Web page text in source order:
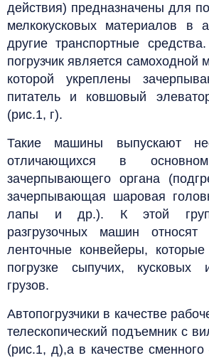
действия) предназначены для
мелкокусковых материалов в
другие транспортные
погрузчик является
которой укреплены
питатель и ковшовый
(рис.1, г).
Такие машины выпускают
отличающихся в основном
зачерпывающего органа
зачерпывающая шаровая
лапы и др.). К этой
разгрузочных машин
ленточные конвейеры,
погрузке сыпучих, кусковых
грузов.
Автопогрузчики в качестве
телескопический подъемник с
(рис.1, д),а в качестве